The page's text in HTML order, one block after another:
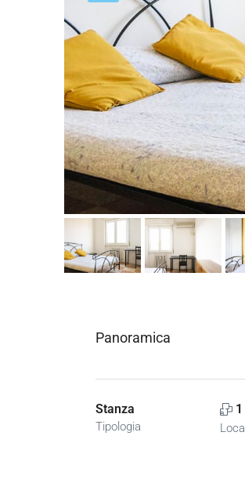
Panoramica
Stanza
Tipologia
1